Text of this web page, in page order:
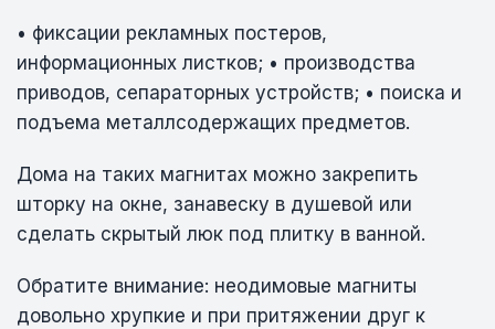
• фиксации рекламных постеров,
информационных листков; • производства
приводов, сепараторных устройств; • поиска и
подъема металлсодержащих предметов.
Дома на таких магнитах можно закрепить
шторку на окне, занавеску в душевой или
сделать скрытый люк под плитку в ванной.
Обратите внимание: неодимовые магниты
довольно хрупкие и при притяжении друг к